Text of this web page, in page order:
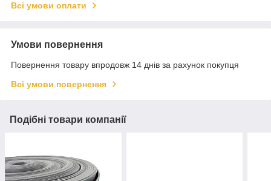
Всі умови оплати
Умови повернення
Повернення товару впродовж 14 днів за рахунок покупця
Всі умови повернення
Подібні товари компанії